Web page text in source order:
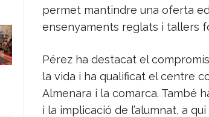
permet mantindre una oferta
ensenyaments reglats i tallers
Pérez ha destacat el
la vida i ha qualificat el centre
Almenara i la comarca. També
i la implicació de l’alumnat, a